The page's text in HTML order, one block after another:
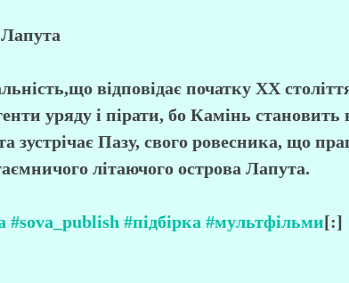
відповідає початку XX
уряду і пірати, бо Камінь становить
зустрічає Пазу, свого ровесника, що
літаючого острова Лапута.
#sova_publish #підбірка #мультфільми[:]
О нас Співпраця
Контакти